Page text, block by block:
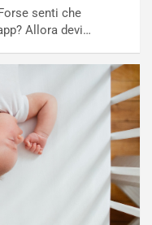
senti che
Allora devi…